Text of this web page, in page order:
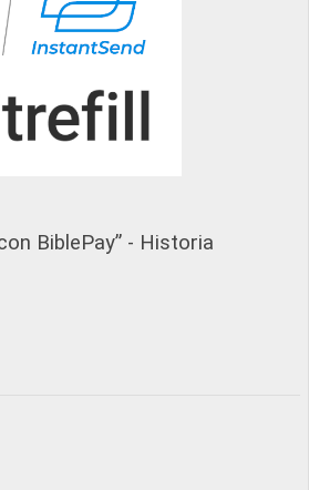
BiblePay” - Historia